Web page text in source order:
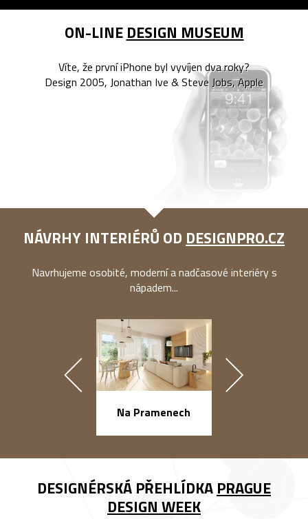
ON-LINE DESIGN MUSEUM
Víte, že první iPhone byl vyvíjen dva roky?
Design 2005, Jonathan Ive & Steve Jobs, Apple
NÁVRHY INTERIÉRŮ OD DESIGNPRO.CZ
Navrhujeme osobité, moderní a nadčasové interiéry s
nápadem...
Na Pramenech
DESIGNÉRSKÁ PŘEHLÍDKA PRAGUE
DESIGN WEEK